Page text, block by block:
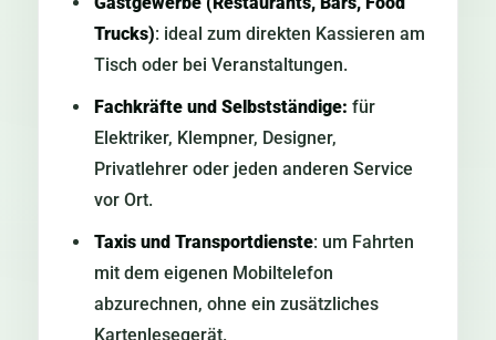
Trucks): ideal zum direkten Kassieren am
Tisch oder bei Veranstaltungen.
Fachkräfte und Selbstständige: für
Elektriker, Klempner, Designer,
Privatlehrer oder jeden anderen Service
vor Ort.
Taxis und Transportdienste: um Fahrten
mit dem eigenen Mobiltelefon
abzurechnen, ohne ein zusätzliches
Kartenlesegerät.